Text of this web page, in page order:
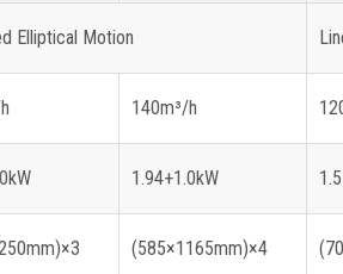
Elliptical Motion
140m³/h
1.94+1.0kW 1.5
)×3 (585×1165mm)×4